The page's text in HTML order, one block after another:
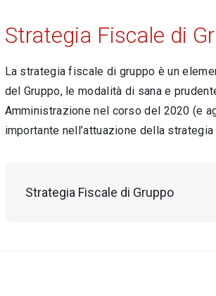
Strategia Fiscale di
La strategia fiscale di gruppo è un
del Gruppo, le modalità di sana e
Amministrazione nel corso del 2020 (e
importante nell’attuazione della
Strategia Fiscale di Gruppo